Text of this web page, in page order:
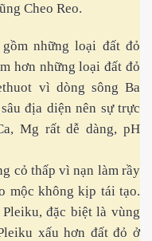
Cheo Reo.
những loại đất đỏ
hơn những loại đất đỏ
vì dòng sông Ba
địa diện nên sự trực
Mg rất dễ dàng, pH
cỏ thấp vì nạn làm rầy
mộc không kịp tái tạo.
đặc biệt là vùng
xấu hơn đất đỏ ở